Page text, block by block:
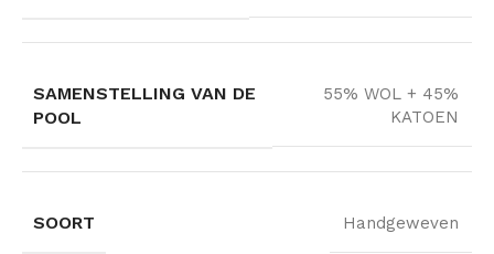
SAMENSTELLING VAN DE
POOL
55% WOL + 45%
KATOEN
SOORT Handgeweven